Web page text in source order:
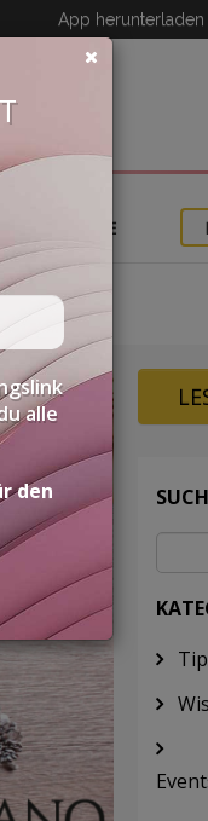
App herunterladen
ANGEBOTE
alle
den